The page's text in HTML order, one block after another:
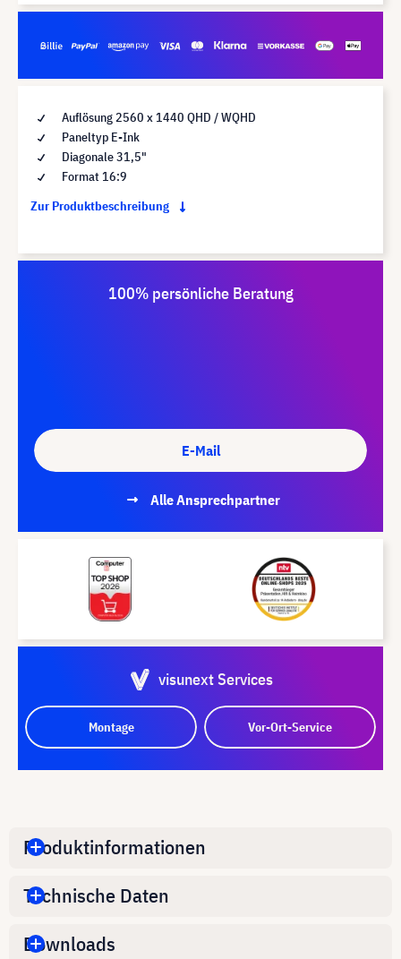
Auflösung 2560 x 1440 QHD / WQHD
Paneltyp E-Ink
Diagonale 31,5"
Format 16:9
Zur Produktbeschreibung
100% persönliche Beratung
E-Mail
Alle Ansprechpartner
visunext Services
Montage Vor-Ort-Service
Produktinformationen
Technische Daten
Downloads